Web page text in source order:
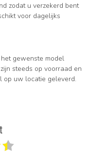
zodat u verzekerd bent
voor dagelijks
gewenste model
steeds op voorraad en
op uw locatie geleverd.